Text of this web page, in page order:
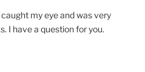
my eye and was very
I have a question for you.